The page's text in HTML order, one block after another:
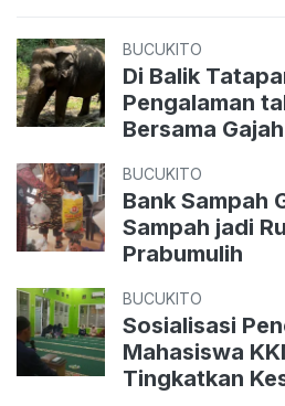
BUCUKITO
Di Balik
Pengalaman
Bersama Gajah
BUCUKITO
Bank Sampah
Sampah jadi
Prabumulih
BUCUKITO
Sosialisasi
Mahasiswa
Tingkatkan